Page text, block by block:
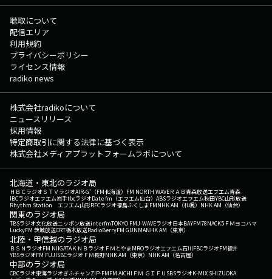
聴取について
配信エリア
利用規約
プライバシーポリシー
ライセンス情報
radiko news
株式会社radikoについて
ニュースリリース
採用情報
特定商取引に関する法律に基づく表示
株式会社メディアプラットフォームラボについて
北海道・東北のラジオ局
ＨＢＣラジオＳＴＶラジオAIR-G'（FM北海道） FM NORTH WAVEＲＡＢ青森放送エフエム青森
IBCラジオエフエム岩手tbcラジオDate fm（エフエム仙台） ABSラジオエフエム秋田YBC山形放送
Rhythm Station エフエム山形RFCラジオ福島ふくしまFMNHK AM（札幌） NHK AM（仙台）
関東のラジオ局
TBSラジオ文化放送ニッポン放送interfmTOKYO FMJ-WAVEラジオ日本BAYFM78NACK5 ＦＭヨコハマ
LuckyFM 茨城放送CRT栃木放送RadioBerryFM GUNMANHK AM（東京）
北陸・甲信越のラジオ局
ＢＳＮラジオFM NIIGATAＫＮＢラジオ ＦＭとやまMROラジオエフエム石川FBCラジオFM福井
YBSラジオFM FUJISBCラジオ ＦＭ長野NHK AM（東京） NHK AM（名古屋）
中部のラジオ局
CBCラジオ東海ラジオぎふチャンZIP-FMFM AICHI ＦＭ ＧＩＦＵ SBSラジオK-MIX SHIZUOKA